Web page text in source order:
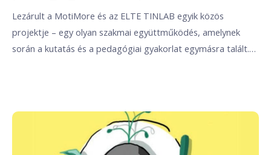
Lezárult a MotiMore és az ELTE TINLAB egyik közös
projektje – egy olyan szakmai együttműködés, amelynek
során a kutatás és a pedagógiai gyakorlat egymásra talált.…